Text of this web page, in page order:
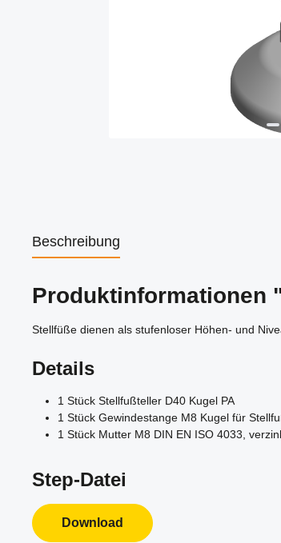
Beschreibung
Produktinformationen
Stellfüße dienen als stufenloser Höhen- und
Details
1 Stück Stellfußteller D40 Kugel PA
1 Stück Gewindestange M8 Kugel für
1 Stück Mutter M8 DIN EN ISO 4033,
Step-Datei
Download